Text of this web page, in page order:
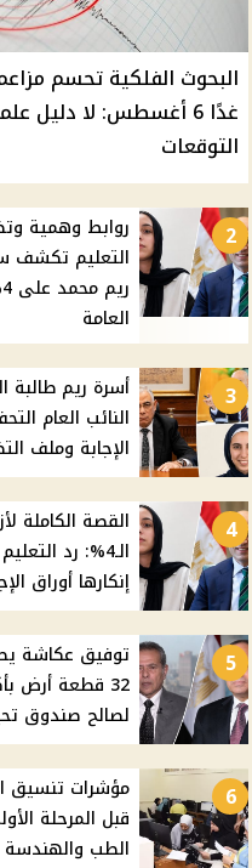
البحوث الفلكية تحسم
غدًا 6 أغسطس: لا دليل
التوقعات
2
روابط وهمية
التعليم
العامة
3
النائب العام
الإجابة وملف
4
القصة الكاملة
الـ4%: رد
إنكارها أوراق
5
توفيق عكاشة
32 قطعة أرض
لصالح صندوق
6
قبل المرحلة
الطب والهندسة